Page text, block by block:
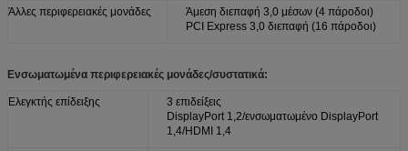
Άλλες περιφερειακές μονάδες
Άμεση διεπαφή 3,0 μέσων (4 πάροδοι)
PCI Express 3,0 διεπαφή (16 πάροδοι)
Ενσωματωμένα περιφερειακές μονάδες/συστατικά:
Ελεγκτής επίδειξης
3 επιδείξεις
DisplayPort 1,2/ενσωματωμένο DisplayPort
1,4/HDMI 1,4